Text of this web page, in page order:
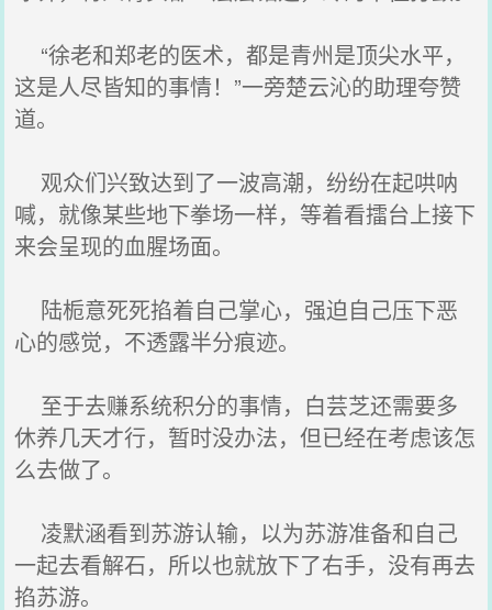
“徐老和郑老的医术，都是青州是顶尖水平，
这是人尽皆知的事情！”一旁楚云沁的助理夸赞
道。
观众们兴致达到了一波高潮，纷纷在起哄呐
喊，就像某些地下拳场一样，等着看擂台上接下
来会呈现的血腥场面。
陆栀意死死掐着自己掌心，强迫自己压下恶
心的感觉，不透露半分痕迹。
至于去赚系统积分的事情，白芸芝还需要多
休养几天才行，暂时没办法，但已经在考虑该怎
么去做了。
凌默涵看到苏游认输，以为苏游准备和自己
一起去看解石，所以也就放下了右手，没有再去
掐苏游。